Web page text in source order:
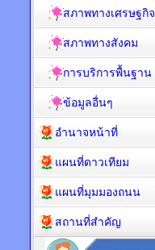
สภาพทางเศรษฐกิจ
สภาพทางสังคม
การบริการพื้นฐาน
ข้อมูลอื่นๆ
อำนาจหน้าที่
แผนที่ดาวเทียม
แผนที่มุมมองถนน
สถานที่สำคัญ